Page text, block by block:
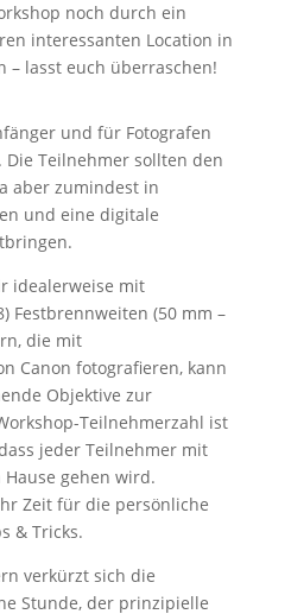
noch durch ein
interessanten Location in
– lasst euch überraschen!
und für Fotografen
Teilnehmer sollten den
aber zumindest in
und eine digitale
idealerweise mit
Festbrennweiten (50 mm –
die mit
Canon fotografieren, kann
Objektive zur
Teilnehmerzahl ist
jeder Teilnehmer mit
gehen wird.
Zeit für die persönliche
& Tricks.
verkürzt sich die
Stunde, der prinzipielle